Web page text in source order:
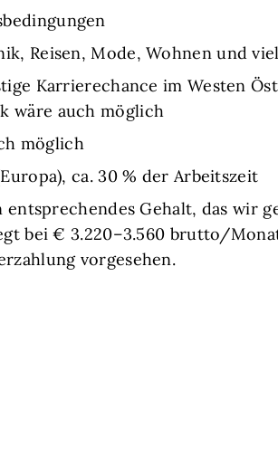
Reisen, Mode, Wohnen und
Karrierechance im Westen
wäre auch möglich
möglich
ca. 30 % der Arbeitszeit
Gehalt, das wir
bei € 3.220–3.560 brutto/
vorgesehen.